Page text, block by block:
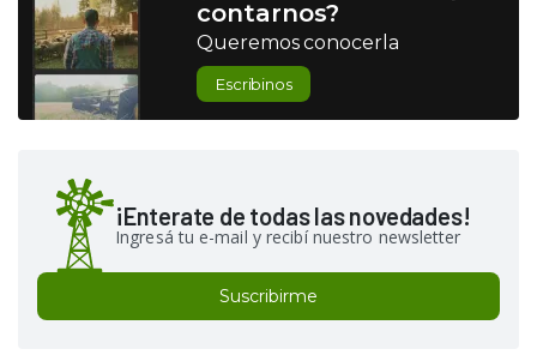
contarnos?
Queremos conocerla
Escribinos
¡Enterate de todas las novedades!
Ingresá tu e-mail y recibí nuestro newsletter
Suscribirme